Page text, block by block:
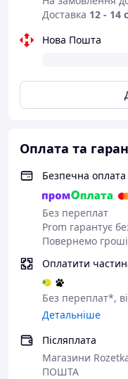
. Важливо:
накопичувачі з
Підключення
швидкістю передачі
швидко копіювати
проєкти та резервні
Thunderbolt 3 у
Windows, macOS,
якщо вони
UGREEN CM400
Вбудований чипсет
передачу даних і
короткого
Доставка 12 - 14
Нова Пошта
Оплата та
Безпечна
Без переплат
Prom гарантує
Повернемо гроші
Оплатити
Без переплат*,
Детальніше
Післяплата
Магазини
ПОШТА